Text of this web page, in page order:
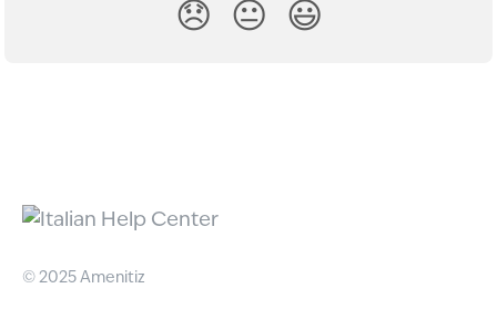
😞 😐 😃
© 2025 Amenitiz